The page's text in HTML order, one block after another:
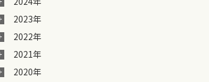
2023年
2022年
2021年
2020年